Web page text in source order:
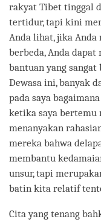
rakyat Tibet tinggal
tertidur, tapi kini
Anda lihat, jika Anda
berbeda, Anda
bantuan yang
Dewasa ini, banyak
pada saya
ketika saya bertemu
menanyakan
mereka bahwa
membantu
unsur, tapi
batin kita relatif
Cita yang tenang